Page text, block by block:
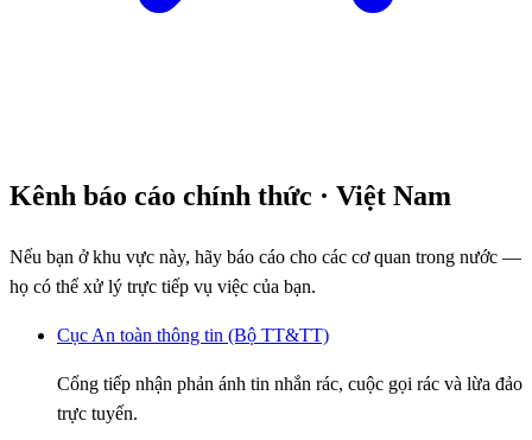
Kênh báo cáo chính thức · Việt Nam
Nếu bạn ở khu vực này, hãy báo cáo cho các cơ quan trong nước —
họ có thể xử lý trực tiếp vụ việc của bạn.
Cục An toàn thông tin (Bộ TT&TT)
Cổng tiếp nhận phản ánh tin nhắn rác, cuộc gọi rác và lừa đảo
trực tuyến.